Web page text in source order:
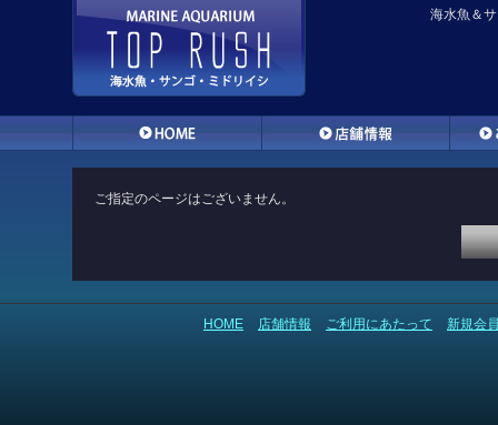
海水魚＆
ご指定のページはございません。
HOME 店舗情報 ご利用にあたって 新規会